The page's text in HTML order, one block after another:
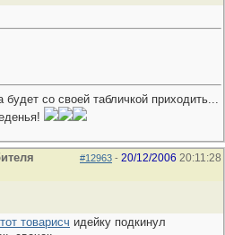
будет со своей табличкой приходить...
#12963 - 20/12/2006 20:11:28
товарисч идейку подкинул